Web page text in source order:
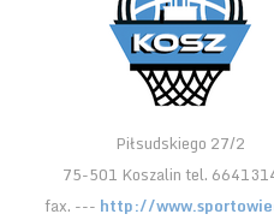
Piłsudskiego 27/2
75-501 Koszalin tel.
fax. --- http://